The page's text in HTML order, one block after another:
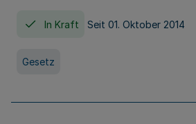
In Kraft Seit 01. Oktober 2014
Gesetz